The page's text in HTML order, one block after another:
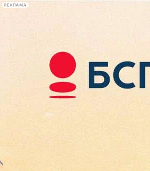
РЕКЛАМА
Сегодня:
2026.08.07
22:53
Афиша Plus